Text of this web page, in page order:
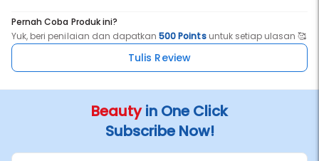
Pernah Coba Produk ini?
Yuk, beri penilaian dan dapatkan500 Pointsuntuk setiap ulasan 🥰
Tulis Review
Beautyin One Click
Subscribe Now!